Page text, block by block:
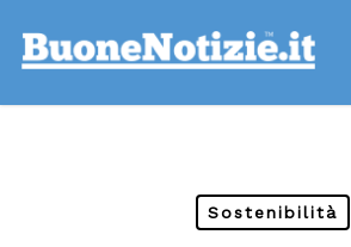
Sostenibilità
Go to mobile version